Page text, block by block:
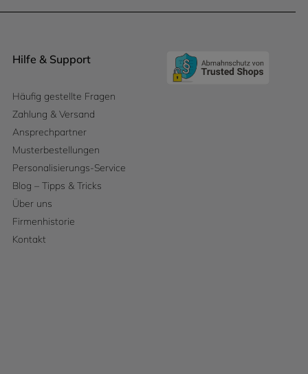
Hilfe & Support
Häufig gestellte Fragen
Zahlung & Versand
Ansprechpartner
Musterbestellungen
Personalisierungs-Service
Blog – Tipps & Tricks
Über uns
Firmenhistorie
Kontakt